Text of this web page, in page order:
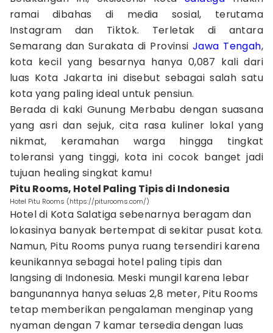
ramai dibahas di media sosial, terutama
Instagram dan Tiktok. Terletak di antara
Semarang dan Surakata di ProvinsiJawa Tengah,
kota kecil yang besarnya hanya 0,087 kali dari
luas Kota Jakarta ini disebut sebagai salah satu
kota yang paling ideal untuk pensiun.
Berada di kaki Gunung Merbabu dengan suasana
yang asri dan sejuk, cita rasa kuliner lokal yang
nikmat, keramahan warga hingga tingkat
toleransi yang tinggi, kota ini cocok banget jadi
tujuan healing singkat kamu!
Pitu Rooms, Hotel Paling Tipis di Indonesia
Hotel Pitu Rooms (https://piturooms.com/)
Hotel di Kota Salatiga sebenarnya beragam dan
lokasinya banyak bertempat di sekitar pusat kota.
Namun, Pitu Rooms punya ruang tersendiri karena
keunikannya sebagai hotel paling tipis dan
langsing di Indonesia. Meski mungil karena lebar
bangunannya hanya seluas 2,8 meter, Pitu Rooms
tetap memberikan pengalaman menginap yang
nyaman dengan 7 kamar tersedia dengan luas